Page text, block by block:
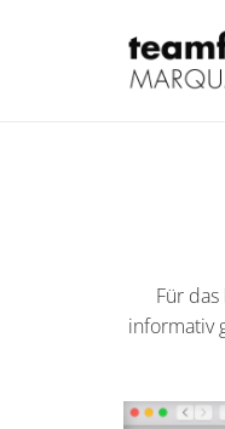
Für das
informativ